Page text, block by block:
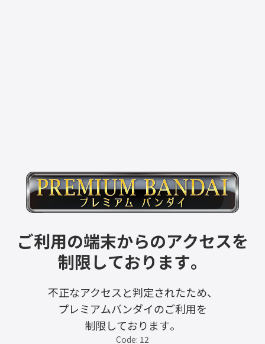
ご利用の端末からのアクセスを
制限しております。
不正なアクセスと判定されたため、
プレミアムバンダイのご利用を
制限しております。
Code: 12